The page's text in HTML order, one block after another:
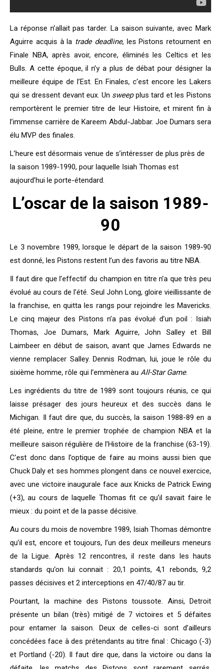
La réponse n’allait pas tarder. La saison suivante, avec Mark
Aguirre acquis à la trade deadline, les Pistons retournent en
Finale NBA, après avoir, encore, éliminés les Celtics et les
Bulls. A cette époque, il n’y a plus de débat pour désigner la
meilleure équipe de l’Est. En Finales, c’est encore les Lakers
qui se dressent devant eux. Un sweep plus tard et les Pistons
remportèrent le premier titre de leur Histoire, et mirent fin à
l’immense carrière de Kareem Abdul-Jabbar. Joe Dumars sera
élu MVP des finales.
L’heure est désormais venue de s’intéresser de plus près de
la saison 1989-1990, pour laquelle Isiah Thomas est
aujourd’hui le porte-étendard.
L’oscar de la saison 1989-
90
Le 3 novembre 1989, lorsque le départ de la saison 1989-90
est donné, les Pistons restent l’un des favoris au titre NBA.
Il faut dire que l’effectif du champion en titre n’a que très peu
évolué au cours de l’été. Seul John Long, gloire vieillissante de
la franchise, en quitta les rangs pour rejoindre les Mavericks.
Le cinq majeur des Pistons n’a pas évolué d’un poil : Isiah
Thomas, Joe Dumars, Mark Aguirre, John Salley et Bill
Laimbeer en début de saison, avant que James Edwards ne
vienne remplacer Salley. Dennis Rodman, lui, joue le rôle du
sixième homme, rôle qui l’emmènera au All-Star Game.
Les ingrédients du titre de 1989 sont toujours réunis, ce qui
laisse présager des jours heureux et des succès dans le
Michigan. Il faut dire que, du succès, la saison 1988-89 en a
été pleine, entre le premier trophée de champion NBA et la
meilleure saison régulière de l’Histoire de la franchise (63-19).
C’est donc dans l’optique de faire au moins aussi bien que
Chuck Daly et ses hommes plongent dans ce nouvel exercice,
avec une victoire inaugurale face aux Knicks de Patrick Ewing
(+3), au cours de laquelle Thomas fit ce qu’il savait faire le
mieux : du point et de la passe décisive.
Au cours du mois de novembre 1989, Isiah Thomas démontre
qu’il est, encore et toujours, l’un des deux meilleurs meneurs
de la Ligue. Après 12 rencontres, il reste dans les hauts
standards qu’on lui connait : 20,1 points, 4,1 rebonds, 9,2
passes décisives et 2 interceptions en 47/40/87 au tir.
Pourtant, la machine des Pistons toussote. Ainsi, Detroit
présente un bilan (très) mitigé de 7 victoires et 5 défaites
pour entamer la saison. Deux de celles-ci sont d’ailleurs
concédées face à des prétendants au titre final : Chicago (-3)
et Portland (-20). Il faut dire que, dans la victoire ou dans la